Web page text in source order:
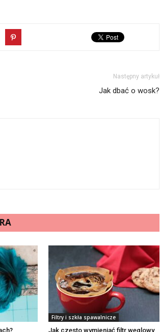
Następny artykuł
Jak dbać o wosk?
Filtry i szkła spawalnicze
Jak często wymieniać filtr węglowy